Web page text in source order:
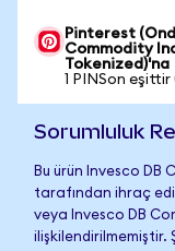
Pinterest
Commodity
Tokenized)'na
1 PINSon
Sorumluluk
Bu ürün Invesco DB
tarafından ihraç
veya Invesco DB
ilişkilendirilmemiştir.